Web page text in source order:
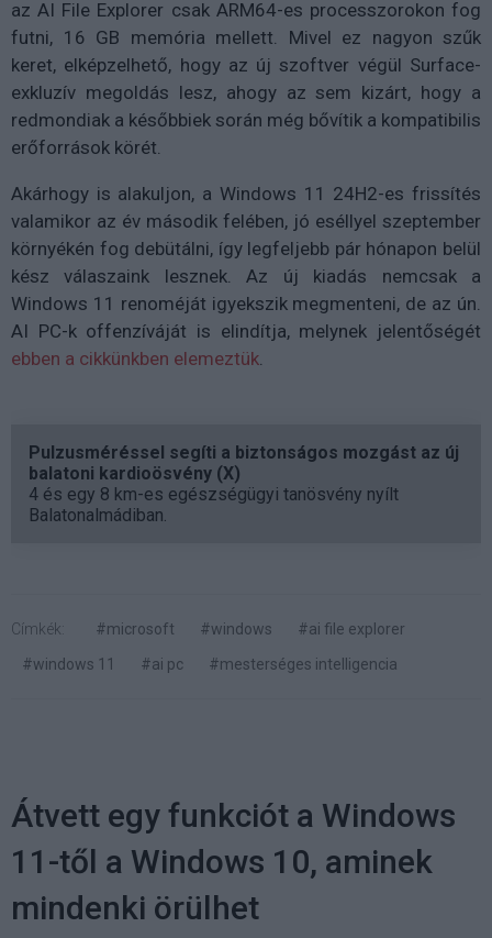
az AI File Explorer csak ARM64-es processzorokon fog
futni, 16 GB memória mellett. Mivel ez nagyon szűk
keret, elképzelhető, hogy az új szoftver végül Surface-
exkluzív megoldás lesz, ahogy az sem kizárt, hogy a
redmondiak a későbbiek során még bővítik a kompatibilis
erőforrások körét.
Akárhogy is alakuljon, a Windows 11 24H2-es frissítés
valamikor az év második felében, jó eséllyel szeptember
környékén fog debütálni, így legfeljebb pár hónapon belül
kész válaszaink lesznek. Az új kiadás nemcsak a
Windows 11 renoméját igyekszik megmenteni, de az ún.
AI PC-k offenzíváját is elindítja, melynek jelentőségét
ebben a cikkünkben elemeztük.
Pulzusméréssel segíti a biztonságos mozgást az új
balatoni kardioösvény (X)
4 és egy 8 km-es egészségügyi tanösvény nyílt
Balatonalmádiban.
Címkék: #microsoft #windows
#ai file explorer
#windows 11
#ai pc #mesterséges intelligencia
Átvett egy funkciót a Windows
11-től a Windows 10, aminek
mindenki örülhet